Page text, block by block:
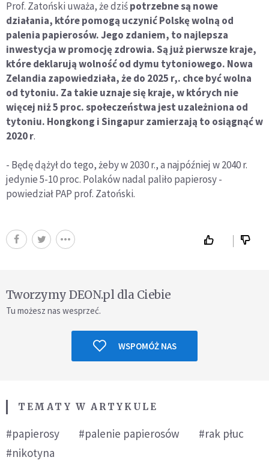
Prof. Zatoński uważa, że dziśpotrzebne są nowe
działania, które pomogą uczynić Polskę wolną od
palenia papierosów. Jego zdaniem, to najlepsza
inwestycja w promocję zdrowia. Są już pierwsze kraje,
które deklarują wolność od dymu tytoniowego. Nowa
Zelandia zapowiedziała, że do 2025 r,. chce być wolna
od tytoniu. Za takie uznaje się kraje, w których nie
więcej niż 5 proc. społeczeństwa jest uzależniona od
tytoniu. Hongkong i Singapur zamierzają to osiągnąć w
2020 r.
- Będę dążył do tego, żeby w 2030 r., a najpóźniej w 2040 r.
jedynie 5-10 proc. Polaków nadal paliło papierosy -
powiedział PAP prof. Zatoński.
Tworzymy DEON.pl dla Ciebie
Tu możesz nas wesprzeć.
WSPOMÓŻ NAS
TEMATY W ARTYKULE
#papierosy #palenie papierosów
#rak płuc
#nikotyna